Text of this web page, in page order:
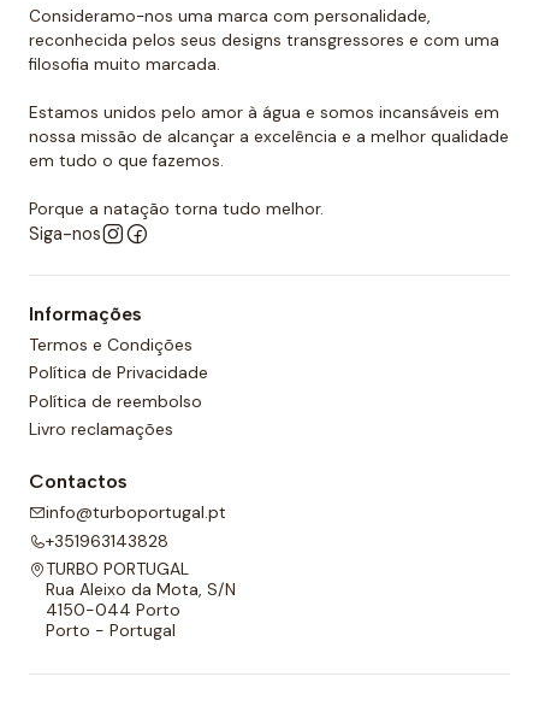
Consideramo-nos uma marca com personalidade,
reconhecida pelos seus designs transgressores e com uma
filosofia muito marcada.
Estamos unidos pelo amor à água e somos incansáveis em
nossa missão de alcançar a excelência e a melhor qualidade
em tudo o que fazemos.
Porque a natação torna tudo melhor.
Siga-nos
Informações
Termos e Condições
Política de Privacidade
Política de reembolso
Livro reclamações
Contactos
info@turboportugal.pt
+351963143828
TURBO PORTUGAL
Rua Aleixo da Mota, S/N
4150-044 Porto
Porto - Portugal